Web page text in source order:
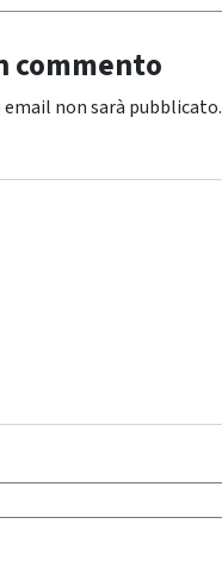
commento
non sarà pubblicato.